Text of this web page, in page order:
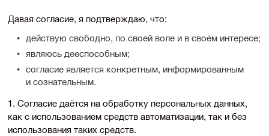
Давая согласие, я подтверждаю, что:
действую свободно, по своей воле и в своём интересе;
являюсь дееспособным;
согласие является конкретным, информированным
и сознательным.
1. Согласие даётся на обработку персональных данных,
как с использованием средств автоматизации, так и без
использования таких средств.